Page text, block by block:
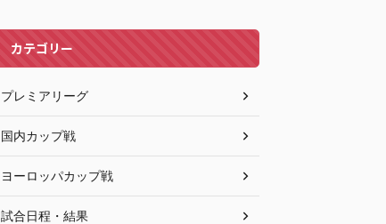
カテゴリー
プレミアリーグ
国内カップ戦
ヨーロッパカップ戦
試合日程・結果